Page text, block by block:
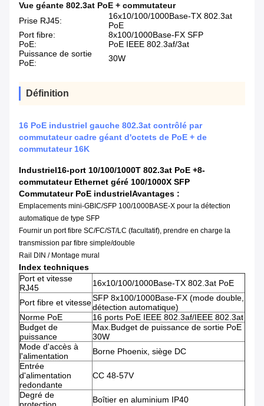
Vue géante 802.3at PoE + commutateur
Prise RJ45:
16x10/100/1000Base-TX 802.3at
PoE
Port fibre:
8x100/1000Base-FX SFP
PoE:
PoE IEEE 802.3af/3at
Puissance de sortie
PoE:
30W
Définition
16 PoE industriel gauche 802.3at contrôlé par
commutateur cadre géant d'octets de PoE + de
commutateur 16K
Industriel16-port 10/100/1000T 802.3at PoE +8-
commutateur Ethernet géré 100/1000X SFP
Commutateur PoE industrielAvantages :
Emplacements mini-GBIC/SFP 100/1000BASE-X pour la détection
automatique de type SFP
Fournir un port fibre SC/FC/ST/LC (facultatif), prendre en charge la
transmission par fibre simple/double
Rail DIN / Montage mural
Index techniques
Port et vitesse
RJ45
16x10/100/1000Base-TX 802.3at PoE
Port fibre et vitesseSFP 8x100/1000Base-FX (mode double,
détection automatique)
Norme PoE
16 ports PoE IEEE 802.3af/IEEE 802.3at
Budget de
puissance
Max.Budget de puissance de sortie PoE
30W
Mode d'accès à
l'alimentation
Borne Phoenix, siège DC
Entrée
d'alimentation
redondante
CC 48-57V
Degré de
Boîtier en aluminium IP40